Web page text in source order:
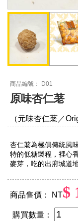
商品編號： D01
原味杏仁荖
（元味杏仁荖／
杏仁荖為極俱傳統風
特的低糖製程，裡心
麥芽，吃的出府城道
商品售價： NT$
購買數量：